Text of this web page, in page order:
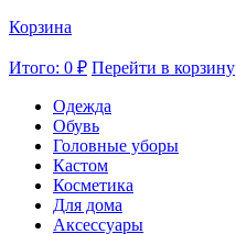
Корзина
Итого: 0 ₽ Перейти в корзину
Одежда
Обувь
Головные уборы
Кастом
Косметика
Для дома
Аксессуары